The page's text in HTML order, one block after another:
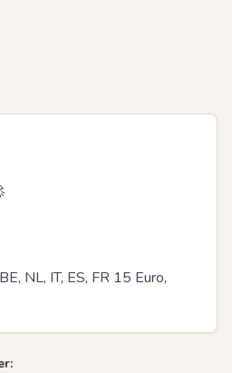
NL, IT, ES, FR 15 Euro,